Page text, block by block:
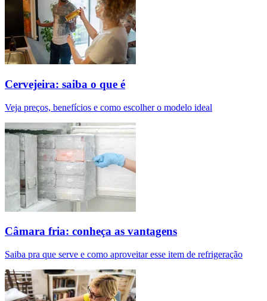
Cervejeira: saiba o que é
Veja preços, benefícios e como escolher o modelo ideal
Câmara fria: conheça as vantagens
Saiba pra que serve e como aproveitar esse item de refrigeração